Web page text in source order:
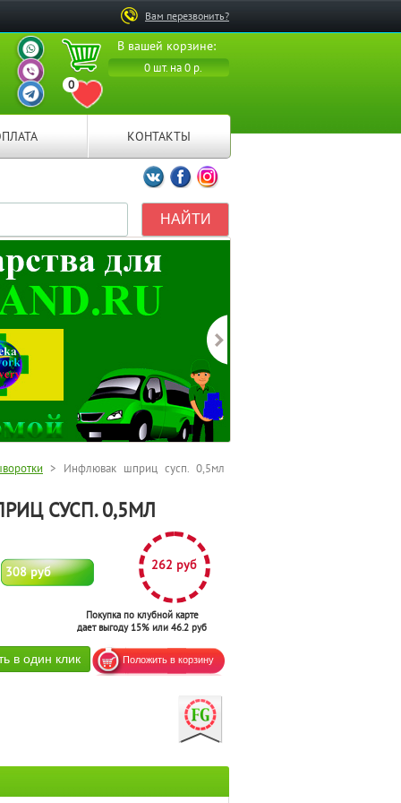
Вам перезвонить?
В вашей корзине:
0 шт. на 0 р.
0
ПЕРЕЙТИ В ИЗБРАННОЕ
ВАШ ПЕРСОНАЛЬНЫЙ
МЕНЕДЖЕР
ВАШ ПЕРСОНАЛЬНЫЙ
МЕНЕДЖЕР
ВАШ ПЕРСОНАЛЬНЫЙ
МЕНЕДЖЕР
КОНТАКТЫ
Мы ВКонтакте
Мы на Facebook
Мы в Instagramm
> Инфлювак шприц сусп. 0,5мл
СУСП. 0,5МЛ
308 руб 262 руб
Покупка по клубной карте
дает выгоду 15% или 46.2 руб